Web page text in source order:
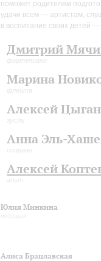
поможет родителям
удачи всем — артистам,
в воспитание своих детей
Дмитрий
фортепиано
Марина
флейта
Алексей
гусли
Анна Эль-
сопрано
Алексей
альт
Юлия Минкина
Алиса Брацлавская